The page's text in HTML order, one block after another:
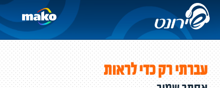
עברתי רק כדי לראות